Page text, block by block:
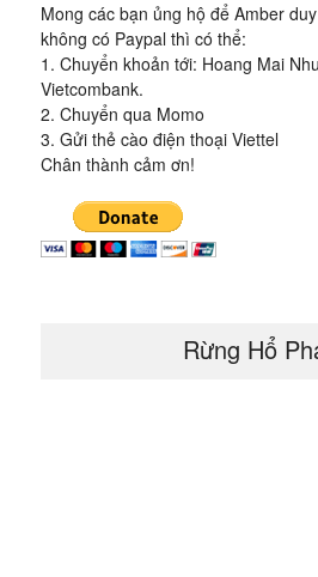
Mong các bạn ủng hộ để Amber
không có Paypal thì có thể:
1. Chuyển khoản tới: Hoang Mai
Vietcombank.
2. Chuyển qua Momo
3. Gửi thẻ cào điện thoại Viettel
Chân thành cảm ơn!
Rừng Hổ